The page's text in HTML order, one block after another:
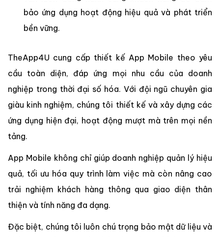
bảo ứng dụng hoạt động hiệu quả và phát triển
bền vững.
TheApp4U cung cấp thiết kế App Mobile theo yêu
cầu toàn diện, đáp ứng mọi nhu cầu của doanh
nghiệp trong thời đại số hóa. Với đội ngũ chuyên gia
giàu kinh nghiệm, chúng tôi thiết kế và xây dựng các
ứng dụng hiện đại, hoạt động mượt mà trên mọi nền
tảng.
App Mobile không chỉ giúp doanh nghiệp quản lý hiệu
quả, tối ưu hóa quy trình làm việc mà còn nâng cao
trải nghiệm khách hàng thông qua giao diện thân
thiện và tính năng đa dạng.
Đặc biệt, chúng tôi luôn chú trọng bảo mật dữ liệu và